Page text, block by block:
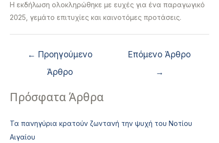
Η εκδήλωση ολοκληρώθηκε με ευχές για ένα παραγωγικό
2025, γεμάτο επιτυχίες και καινοτόμες προτάσεις.
← Προηγούμενο
Άρθρο
Επόμενο Άρθρο
→
Πρόσφατα Άρθρα
Τα πανηγύρια κρατούν ζωντανή την ψυχή του Νοτίου
Αιγαίου